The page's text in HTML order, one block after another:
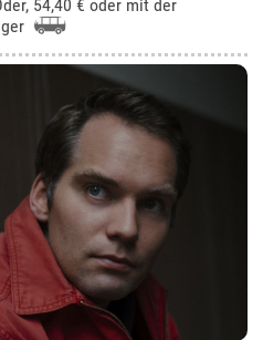
, 54,40 € oder mit der